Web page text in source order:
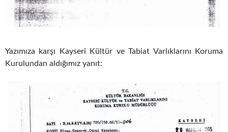
Yazımıza karşı
Kayseri Kültür ve Tabiat Varlıklarını Koruma
Kurulundan aldığımız yanıt: